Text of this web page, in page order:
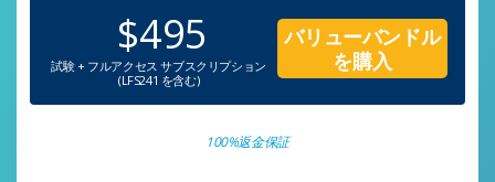
$495
試験 + フルアクセス サブスクリプション
(LFS241 を含む)
バリューバンドル
を購入
100%返金保証